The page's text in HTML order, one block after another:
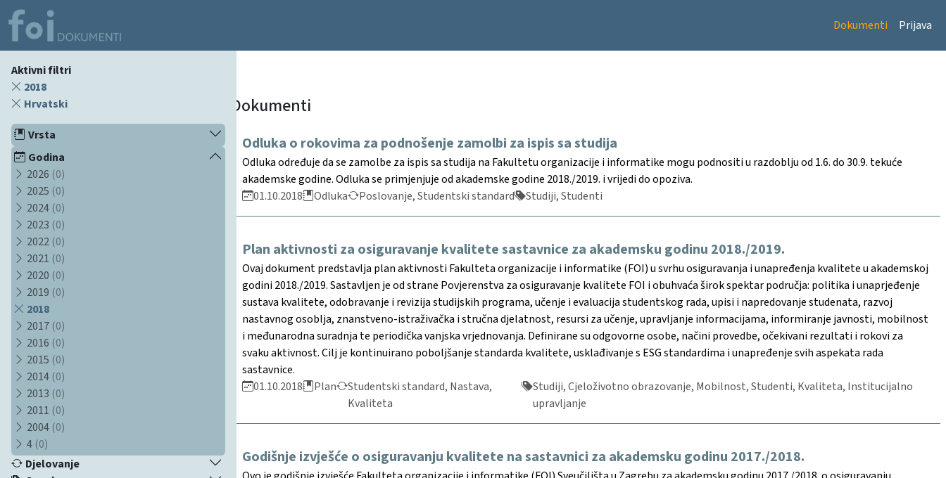
Dokumenti Prijava
Aktivni filtri
2018
Hrvatski
Vrsta
Godina
2026 (0)
2025 (0)
2024 (0)
2023 (0)
2022 (0)
2021 (0)
2020 (0)
2019 (0)
2018
2017 (0)
2016 (0)
2015 (0)
2014 (0)
2013 (0)
2011 (0)
2004 (0)
4 (0)
Djelovanje
Dokumenti
Odluka o rokovima za podnošenje zamolbi za ispis sa studija
Odluka određuje da se zamolbe za ispis sa studija na Fakultetu organizacije i informatike mogu podnositi u razdoblju od 1.6. do 30.9. tekuće
akademske godine. Odluka se primjenjuje od akademske godine 2018./2019. i vrijedi do opoziva.
01.10.2018
Odluka Poslovanje, Studentski standard Studiji, Studenti
Plan aktivnosti za osiguravanje kvalitete sastavnice za akademsku godinu 2018./2019.
Ovaj dokument predstavlja plan aktivnosti Fakulteta organizacije i informatike (FOI) u svrhu osiguravanja i unapređenja kvalitete u akademskoj
godini 2018./2019. Sastavljen je od strane Povjerenstva za osiguravanje kvalitete FOI i obuhvaća širok spektar područja: politika i unaprjeđenje
sustava kvalitete, odobravanje i revizija studijskih programa, učenje i evaluacija studentskog rada, upisi i napredovanje studenata, razvoj
nastavnog osoblja, znanstveno-istraživačka i stručna djelatnost, resursi za učenje, upravljanje informacijama, informiranje javnosti, mobilnost
i međunarodna suradnja te periodička vanjska vrjednovanja. Definirane su odgovorne osobe, načini provedbe, očekivani rezultati i rokovi za
svaku aktivnost. Cilj je kontinuirano poboljšanje standarda kvalitete, usklađivanje s ESG standardima i unapređenje svih aspekata rada
sastavnice.
01.10.2018
Plan
Studentski standard, Nastava,
Kvaliteta
Studiji, Cjeloživotno obrazovanje, Mobilnost, Studenti, Kvaliteta, Institucijalno
upravljanje
Godišnje izvješće o osiguravanju kvalitete na sastavnici za akademsku godinu 2017./2018.